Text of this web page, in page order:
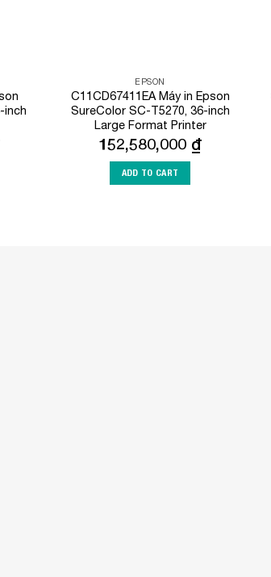
inch
EPSON
C11CD67411EA Máy in Epson
SureColor SC-T5270, 36-inch
Large Format Printer
152,580,000 ₫
ADD TO CART